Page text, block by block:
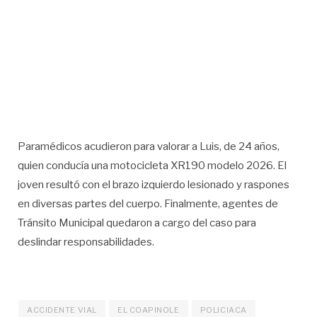
Paramédicos acudieron para valorar a Luis, de 24 años,
quien conducía una motocicleta XR190 modelo 2026. El
joven resultó con el brazo izquierdo lesionado y raspones
en diversas partes del cuerpo. Finalmente, agentes de
Tránsito Municipal quedaron a cargo del caso para
deslindar responsabilidades.
ACCIDENTE VIAL EL COAPINOLE POLICIACA